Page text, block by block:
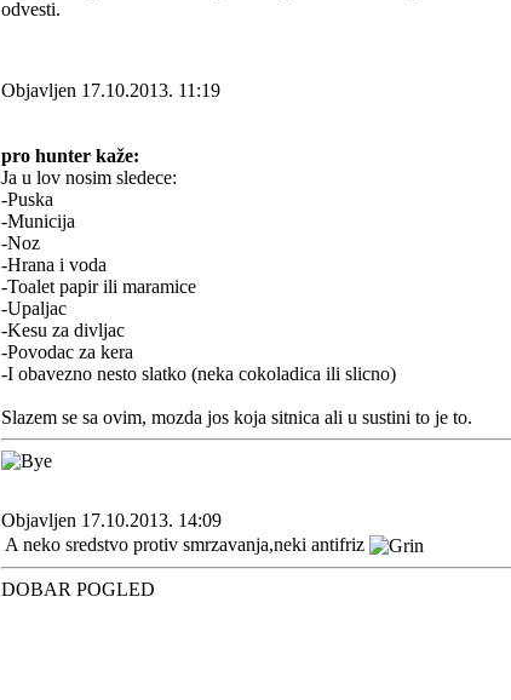
odvesti.
Objavljen 17.10.2013. 11:19
pro hunter kaže:
Ja u lov nosim sledece:
-Puska
-Municija
-Noz
-Hrana i voda
-Toalet papir ili maramice
-Upaljac
-Kesu za divljac
-Povodac za kera
-I obavezno nesto slatko (neka cokoladica ili slicno)
Slazem se sa ovim, mozda jos koja sitnica ali u sustini to je to.
Objavljen 17.10.2013. 14:09
A neko sredstvo protiv smrzavanja,neki antifriz
DOBAR POGLED